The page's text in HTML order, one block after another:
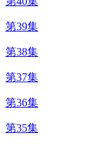
第39集
第38集
第37集
第36集
第35集